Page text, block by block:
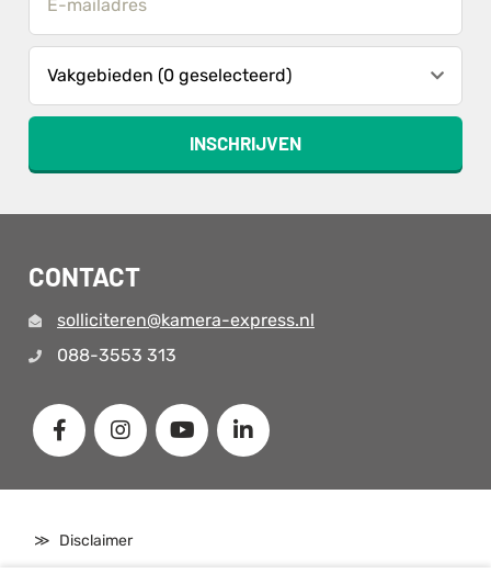
Vakgebieden (0 geselecteerd)
INSCHRIJVEN
CONTACT
solliciteren@kamera-express.nl
088-3553 313
Disclaimer